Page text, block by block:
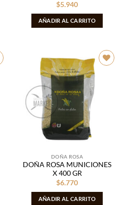
$5.940
AÑADIR AL CARRITO
Añadir
lista de
DOÑA ROSA
DOÑA ROSA MUNICIONES
X 400 GR
$6.770
AÑADIR AL CARRITO